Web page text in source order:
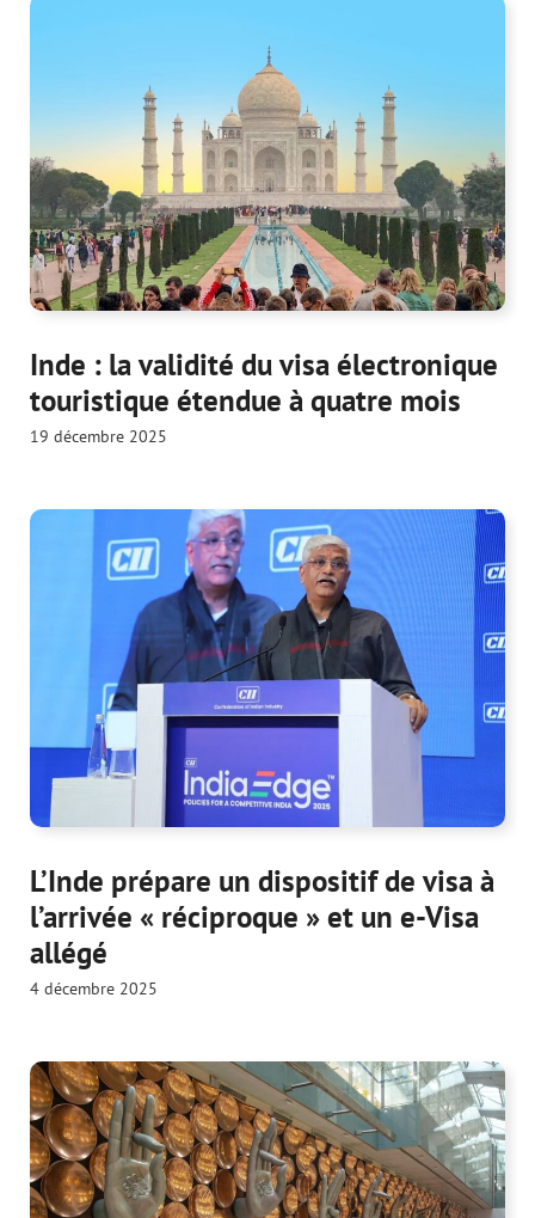
Inde : la validité du visa électronique
touristique étendue à quatre mois
19 décembre 2025
L’Inde prépare un dispositif de visa à
l’arrivée « réciproque » et un e-Visa
allégé
4 décembre 2025